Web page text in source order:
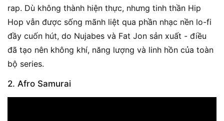
rap. Dù không thành hiện thực, nhưng tinh thần Hip
Hop vẫn được sống mãnh liệt qua phần nhạc nền lo-fi
đầy cuốn hút, do Nujabes và Fat Jon sản xuất - điều
đã tạo nên không khí, năng lượng và linh hồn của toàn
bộ series.
2. Afro Samurai